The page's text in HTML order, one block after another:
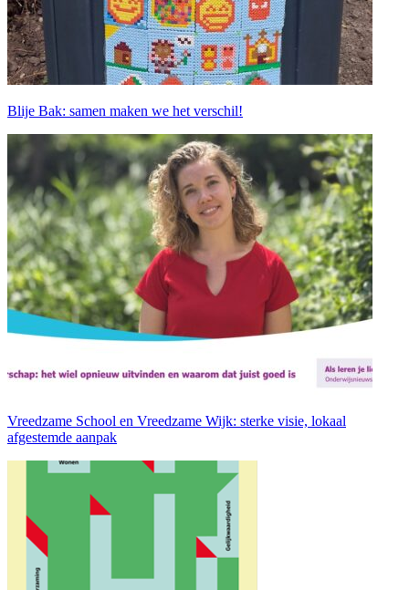
Blije Bak: samen maken we het verschil!
Vreedzame School en Vreedzame Wijk: sterke visie, lokaal
afgestemde aanpak